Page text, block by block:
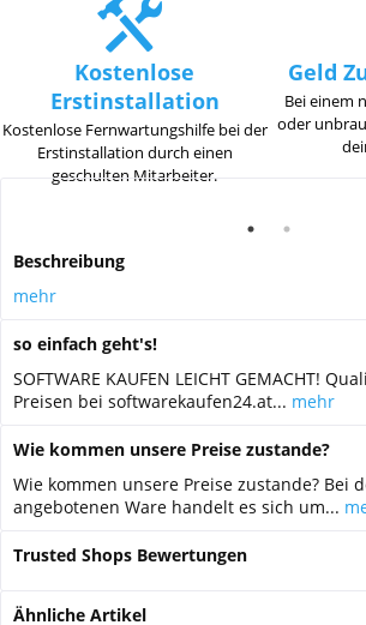
Kostenlose
Erstinstallation
Kostenlose Fernwartungshilfe bei der
Erstinstallation durch einen
geschulten Mitarbeiter.
Geld
Bei einem
oder
Beschreibung
mehr
so einfach geht's!
SOFTWARE KAUFEN LEICHT GEMACHT!
Preisen bei softwarekaufen24.at... mehr
Wie kommen unsere Preise zustande?
Wie kommen unsere Preise zustande? Bei
angebotenen Ware handelt es sich um...
Trusted Shops Bewertungen
Ähnliche Artikel